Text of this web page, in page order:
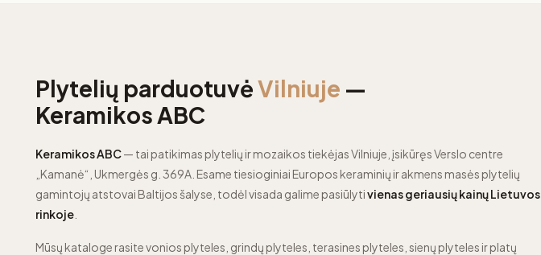
Plytelių parduotuvėVilniuje —
Keramikos ABC
Keramikos ABC— tai patikimas plytelių ir mozaikos tiekėjas Vilniuje, įsikūręs Verslo centre
„Kamanė“, Ukmergės g. 369A. Esame tiesioginiai Europos keraminių ir akmens masės plytelių
gamintojų atstovai Baltijos šalyse, todėl visada galime pasiūlytivienas geriausių kainų Lietuvos
rinkoje
Mūsų kataloge rasite vonios plyteles, grindų plyteles, terasines plyteles, sienų plyteles ir platų